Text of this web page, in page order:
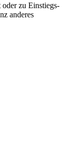
oder zu Einstiegs-
anderes